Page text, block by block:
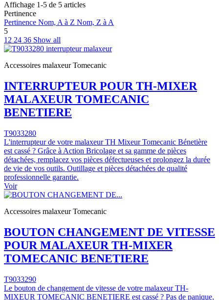
Affichage 1-5 de 5 articles
Pertinence
Pertinence Nom, A à Z Nom, Z à A
5
12 24 36 Show all
Accessoires malaxeur Tomecanic
INTERRUPTEUR POUR TH-MIXER
MALAXEUR TOMECANIC
BENETIERE
T9033280
L'interrupteur de votre malaxeur TH Mixeur Tomecanic Bénetière
est cassé ? Grâce à Action Bricolage et sa gamme de pièces
détachées, remplacez vos pièces défectueuses et prolongez la durée
de vie de vos outils. Outillage et pièces détachées de qualité
professionnelle garantie.
Voir
Accessoires malaxeur Tomecanic
BOUTON CHANGEMENT DE VITESSE
POUR MALAXEUR TH-MIXER
TOMECANIC BENETIERE
T9033290
Le bouton de changement de vitesse de votre malaxeur TH-
MIXEUR TOMECANIC BENETIERE est cassé ? Pas de panique,